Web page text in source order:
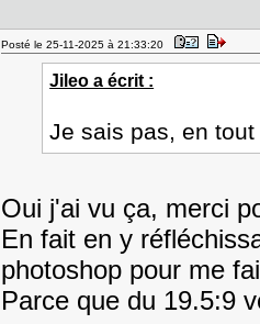
Posté le 25-11-2025 à 21:33:20
Jileo a écrit :
Je sais pas, en
Oui j'ai vu ça, merci
En fait en y
photoshop pour me
Parce que du 19.5:9